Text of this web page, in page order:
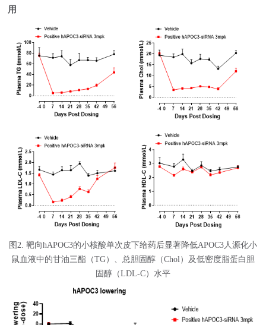
用
图2. 靶向hAPOC3的小核酸单次皮下给药后显著降低APOC3人源化小
鼠血液中的甘油三酯（TG）、总胆固醇（Chol）及低密度脂蛋白胆
固醇（LDL-C）水平